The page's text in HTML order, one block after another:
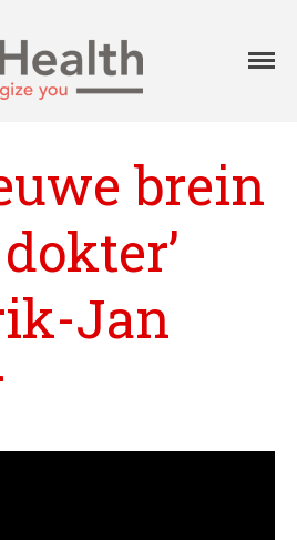
Aanbod
Onze klanten
Ons team
Agenda
Blog
Contact
Over Mind&Health
Professionals in
brein
Jan